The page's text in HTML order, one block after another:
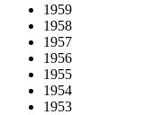
1959
1958
1957
1956
1955
1954
1953